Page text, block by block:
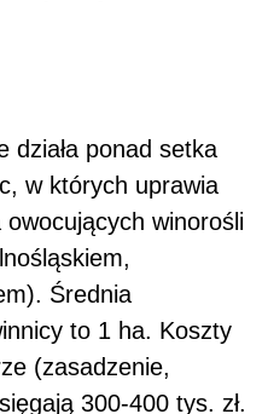
działa ponad setka
w których uprawia
owocujących winorośli
Średnia
to 1 ha. Koszty
(zasadzenie,
300-400 tys. zł.